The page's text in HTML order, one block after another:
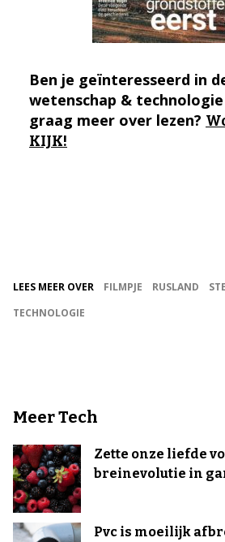
Ben je geïnteresseerd in
wetenschap &
graag meer over lezen?
KIJK!
LEES MEER OVER FILMPJE RUSLAND
TECHNOLOGIE
Meer Tech
Zette onze liefde
breinevolutie in
Pvc is moeilijk